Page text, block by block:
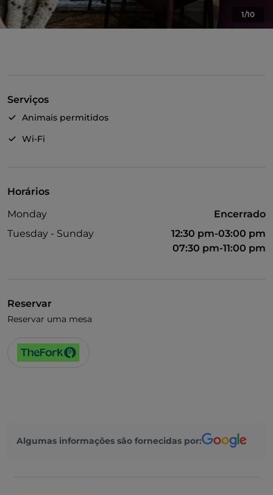
1/10
Serviços
Animais permitidos
Wi-Fi
Horários
Monday
Encerrado
Tuesday - Sunday
12:30 pm-03:00 pm
07:30 pm-11:00 pm
Reservar
Reservar uma mesa
Algumas informações são fornecidas por: